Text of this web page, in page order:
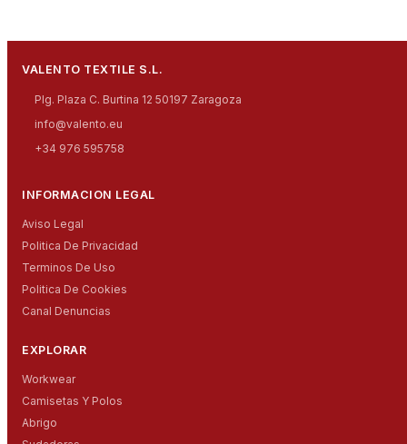
VALENTO TEXTILE S.L.
Plg. Plaza C. Burtina 12 50197 Zaragoza
info@valento.eu
+34 976 595758
INFORMACION LEGAL
Aviso Legal
Politica De Privacidad
Terminos De Uso
Politica De Cookies
Canal Denuncias
EXPLORAR
Workwear
Camisetas Y Polos
Abrigo